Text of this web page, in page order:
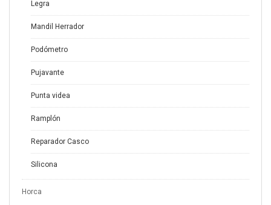
Legra
Mandil Herrador
Podómetro
Pujavante
Punta videa
Ramplón
Reparador Casco
Silicona
Horca